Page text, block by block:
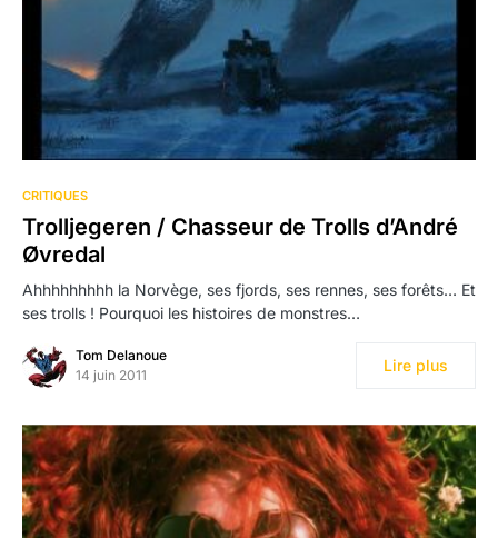
CRITIQUES
Trolljegeren / Chasseur de Trolls d’André
Øvredal
Ahhhhhhhhh la Norvège, ses fjords, ses rennes, ses forêts… Et
ses trolls ! Pourquoi les histoires de monstres…
Tom Delanoue
14 juin 2011
Lire plus